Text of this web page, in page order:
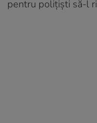
pentru polițiști să-l